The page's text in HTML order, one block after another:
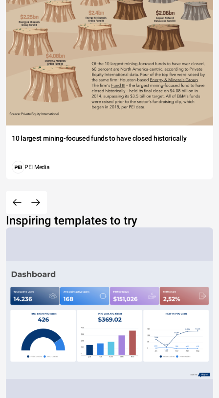
10 largest mining-focused funds to have closed historically
PEI Media
Inspiring templates to try